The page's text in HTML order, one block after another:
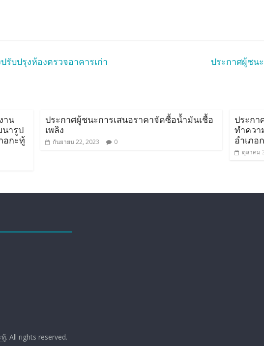
รับปรุงห้องตรวจอาคารเก่า ประกาศผู้ชน
าน
ารูป
อกะทู้
ประกาศผู้ชนะการเสนอราคาจัดซื้อน้ำมันเชื้อ
เพลิง
กันยายน 22, 2023 0
ประกา
ทำควา
อำเภอ
ตุลาคม
ทู้. All rights reserved.